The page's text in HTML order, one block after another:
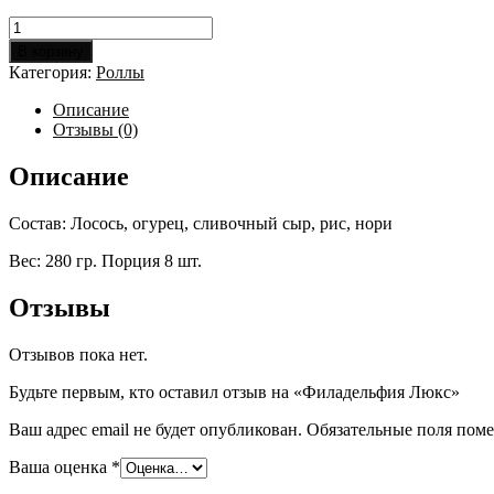
Количество
товара
Филадельфия
Люкс
Категория: Роллы
Описание
Отзывы (0)
Описание
Состав: Лосось, огурец, сливочный сыр, рис, нори
Вес: 280 гр. Порция 8 шт.
Отзывы
Отзывов пока нет.
Будьте первым, кто оставил отзыв на «Филадельфия Люкс»
Ваш адрес email не будет опубликован. Обязательные поля
Ваша оценка *